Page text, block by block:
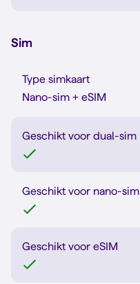
Sim
Type simkaart
Nano-sim + eSIM
Geschikt voor dual-sim
Geschikt voor nano-sim
Geschikt voor eSIM